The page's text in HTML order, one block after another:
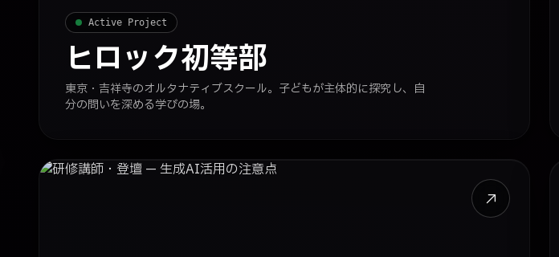
Active Project
ヒロック初等部
東京・吉祥寺のオルタナティブスクール。子どもが主体的に探究し、自
分の問いを深める学びの場。